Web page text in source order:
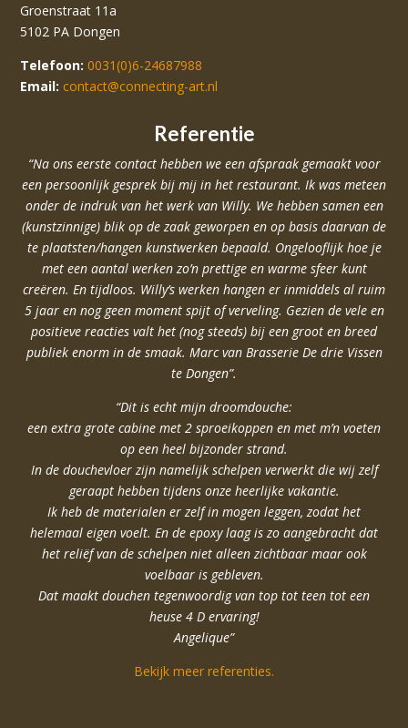
Groenstraat 11a
5102 PA Dongen
Telefoon: 0031(0)6-24687988
Email: contact@connecting-art.nl
Referentie
“Na ons eerste contact hebben we een afspraak gemaakt voor
een persoonlijk gesprek bij mij in het restaurant. Ik was meteen
onder de indruk van het werk van Willy. We hebben samen een
(kunstzinnige) blik op de zaak geworpen en op basis daarvan de
te plaatsten/hangen kunstwerken bepaald. Ongelooflijk hoe je
met een aantal werken zo’n prettige en warme sfeer kunt
creëren. En tijdloos. Willy’s werken hangen er inmiddels al ruim
5 jaar en nog geen moment spijt of verveling. Gezien de vele en
positieve reacties valt het (nog steeds) bij een groot en breed
publiek enorm in de smaak. Marc van Brasserie De drie Vissen
te Dongen”.
“Dit is echt mijn droomdouche:
een extra grote cabine met 2 sproeikoppen en met m’n voeten
op een heel bijzonder strand.
In de douchevloer zijn namelijk schelpen verwerkt die wij zelf
geraapt hebben tijdens onze heerlijke vakantie.
Ik heb de materialen er zelf in mogen leggen, zodat het
helemaal eigen voelt. En de epoxy laag is zo aangebracht dat
het reliëf van de schelpen niet alleen zichtbaar maar ook
voelbaar is gebleven.
Dat maakt douchen tegenwoordig van top tot teen tot een
heuse 4 D ervaring!
Angelique”
Bekijk meer referenties.